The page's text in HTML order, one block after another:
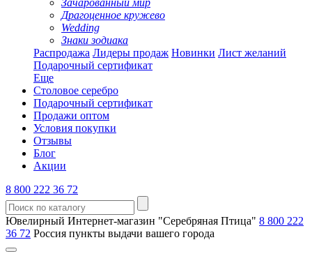
Зачарованный мир
Драгоценное кружево
Wedding
Знаки зодиака
Распродажа Лидеры продаж Новинки Лист желаний
Подарочный сертификат
Еще
Столовое серебро
Подарочный сертификат
Продажи оптом
Условия покупки
Отзывы
Блог
Акции
8 800 222 36 72
Ювелирный Интернет-магазин "Серебряная Птица" 8 800 222
36 72 Россия пункты выдачи вашего города